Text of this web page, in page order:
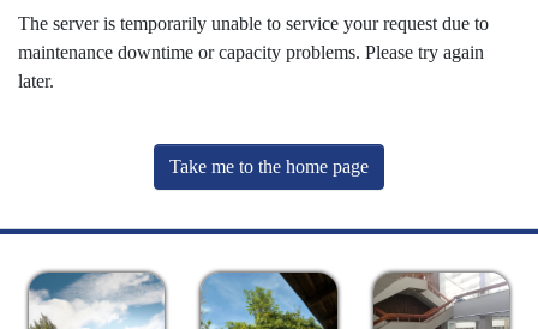
The server is temporarily unable to service your request due to
maintenance downtime or capacity problems. Please try again
later.
Take me to the home page